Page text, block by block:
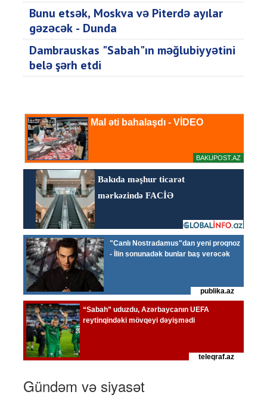
Bunu etsək, Moskva və Piterdə ayılar
gəzəcək - Dunda
Dambrauskas "Sabah"ın məğlubiyyətini
belə şərh etdi
Gündəm və siyasət